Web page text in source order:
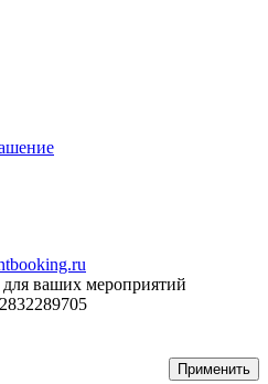
ваших мероприятий
Применить